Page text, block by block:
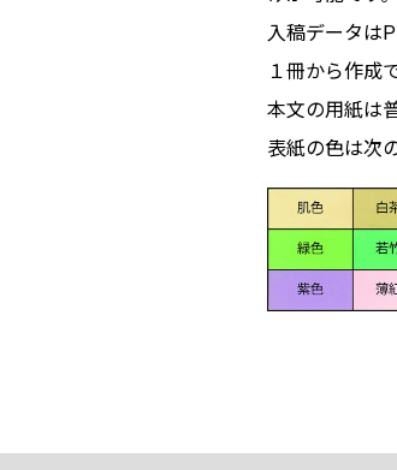
入稿データは
１冊から作成
本文の用紙は
表紙の色は次